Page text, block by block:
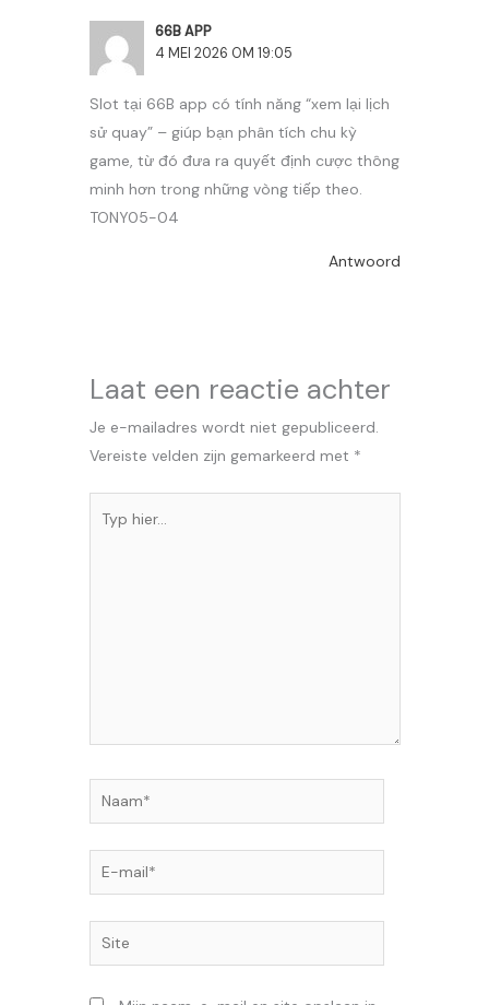
66B APP
4 MEI 2026 OM 19:05
Slot tại 66B app có tính năng “xem lại lịch
sử quay” – giúp bạn phân tích chu kỳ
game, từ đó đưa ra quyết định cược thông
minh hơn trong những vòng tiếp theo.
TONY05-04
Antwoord
Laat een reactie achter
Je e-mailadres wordt niet gepubliceerd.
Vereiste velden zijn gemarkeerd met *
hier...
Naam*
E-
mail*
Site